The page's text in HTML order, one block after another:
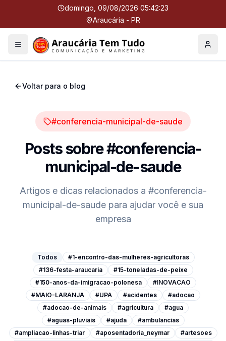
domingo, 09/08/2026 05:42:23
Araucária - PR
Menu Perfil
Voltar para o blog
#conferencia-municipal-de-saude
Posts sobre#conferencia-
municipal-de-saude
Artigos e dicas relacionados a #conferencia-
municipal-de-saude para ajudar você e sua
empresa
Todos
#1-encontro-das-mulheres-agricultoras
#136-festa-araucaria
#15-toneladas-de-peixe
#150-anos-da-imigracao-polonesa
#INOVACAO
#MAIO-LARANJA
#UPA #acidentes
#adocao
#adocao-de-animais
#agricultura
#agua
#aguas-pluviais
#ajuda
#ambulancias
#ampliacao-linhas-triar
#aposentadoria_neymar
#artesoes